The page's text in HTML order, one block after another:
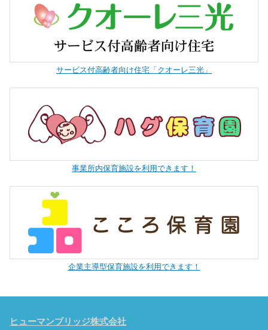
サービス付高齢者向け住宅「クオーレ三光」
事業所内保育施設を利用できます！
企業主導型保育施設を利用できます！
ヒューマンブリッジ株式会社